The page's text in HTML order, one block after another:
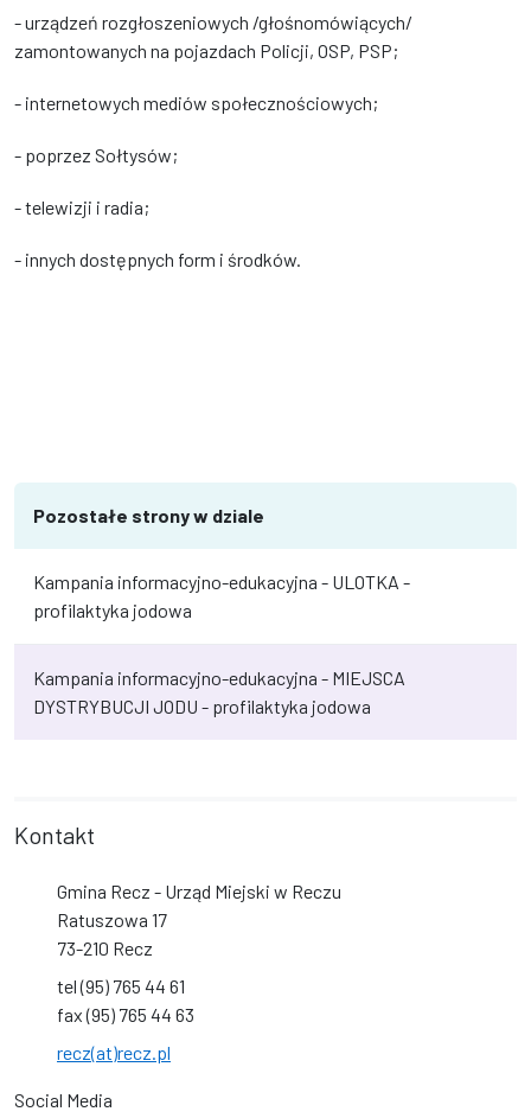
- urządzeń rozgłoszeniowych /głośnomówiących/
zamontowanych na pojazdach Policji, OSP, PSP;
- internetowych mediów społecznościowych;
- poprzez Sołtysów;
- telewizji i radia;
- innych dostępnych form i środków.
Pozostałe strony w dziale
Kampania informacyjno-edukacyjna - ULOTKA -
profilaktyka jodowa
Kampania informacyjno-edukacyjna - MIEJSCA
DYSTRYBUCJI JODU - profilaktyka jodowa
Kontakt
Gmina Recz - Urząd Miejski w Reczu
Ratuszowa 17
73-210 Recz
tel (95) 765 44 61
fax (95) 765 44 63
recz(at)recz.pl
Social Media